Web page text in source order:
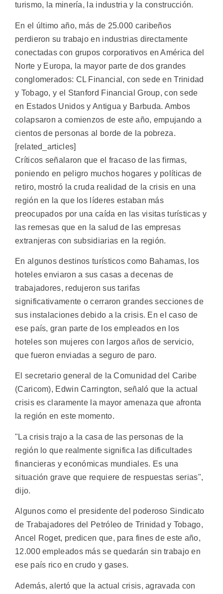
turismo, la minería, la industria y la construcción.
En el último año, más de 25.000 caribeños
perdieron su trabajo en industrias directamente
conectadas con grupos corporativos en América del
Norte y Europa, la mayor parte de dos grandes
conglomerados: CL Financial, con sede en Trinidad
y Tobago, y el Stanford Financial Group, con sede
en Estados Unidos y Antigua y Barbuda. Ambos
colapsaron a comienzos de este año, empujando a
cientos de personas al borde de la pobreza.
[related_articles]
Críticos señalaron que el fracaso de las firmas,
poniendo en peligro muchos hogares y políticas de
retiro, mostró la cruda realidad de la crisis en una
región en la que los líderes estaban más
preocupados por una caída en las visitas turísticas y
las remesas que en la salud de las empresas
extranjeras con subsidiarias en la región.
En algunos destinos turísticos como Bahamas, los
hoteles enviaron a sus casas a decenas de
trabajadores, redujeron sus tarifas
significativamente o cerraron grandes secciones de
sus instalaciones debido a la crisis. En el caso de
ese país, gran parte de los empleados en los
hoteles son mujeres con largos años de servicio,
que fueron enviadas a seguro de paro.
El secretario general de la Comunidad del Caribe
(Caricom), Edwin Carrington, señaló que la actual
crisis es claramente la mayor amenaza que afronta
la región en este momento.
"La crisis trajo a la casa de las personas de la
región lo que realmente significa las dificultades
financieras y económicas mundiales. Es una
situación grave que requiere de respuestas serias",
dijo.
Algunos como el presidente del poderoso Sindicato
de Trabajadores del Petróleo de Trinidad y Tobago,
Ancel Roget, predicen que, para fines de este año,
12.000 empleados más se quedarán sin trabajo en
ese país rico en crudo y gases.
Además, alertó que la actual crisis, agravada con